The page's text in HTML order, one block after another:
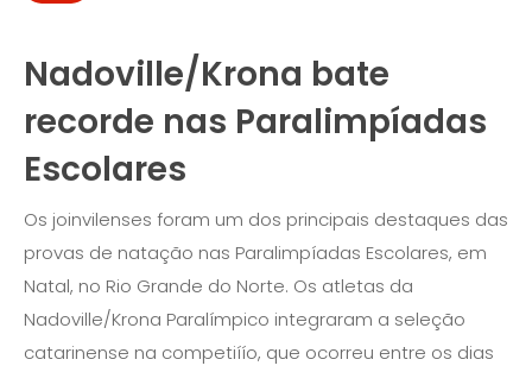
Nadoville/Krona bate
recorde nas Paralimpíadas
Escolares
Os joinvilenses foram um dos principais destaques das
provas de natação nas Paralimpíadas Escolares, em
Natal, no Rio Grande do Norte. Os atletas da
Nadoville/Krona Paralímpico integraram a seleção
catarinense na competiíío, que ocorreu entre os dias